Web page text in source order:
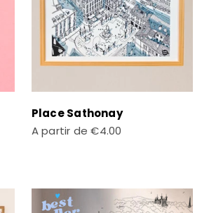
Place Sathonay
Prix de vente
A partir de€4.00